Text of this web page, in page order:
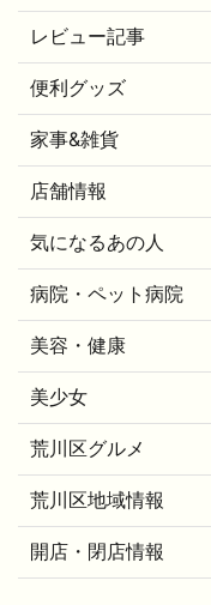
レビュー記事
便利グッズ
家事&雑貨
店舗情報
気になるあの人
病院・ペット病院
美容・健康
美少女
荒川区グルメ
荒川区地域情報
開店・閉店情報